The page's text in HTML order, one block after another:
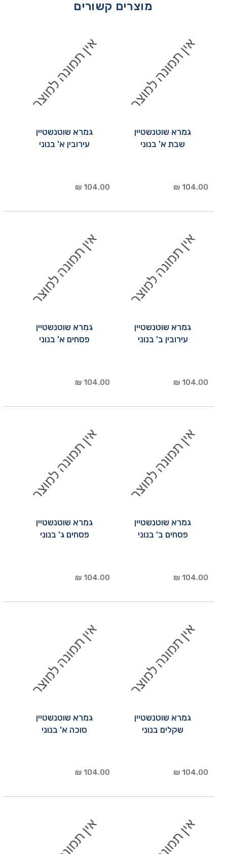
מוצרים קשורים
גמרא שוטנשטיין
שבת א' בנוני
104.00 ₪
גמרא שוטנשטיין
עירובין א' בנוני
104.00 ₪
גמרא שוטנשטיין
עירובין ב' בנוני
104.00 ₪
גמרא שוטנשטיין
פסחים א' בנוני
104.00 ₪
גמרא שוטנשטיין
פסחים ב' בנוני
104.00 ₪
גמרא שוטנשטיין
פסחים ג' בנוני
104.00 ₪
גמרא שוטנשטיין
שקלים בנוני
104.00 ₪
גמרא שוטנשטיין
סוכה א' בנוני
104.00 ₪